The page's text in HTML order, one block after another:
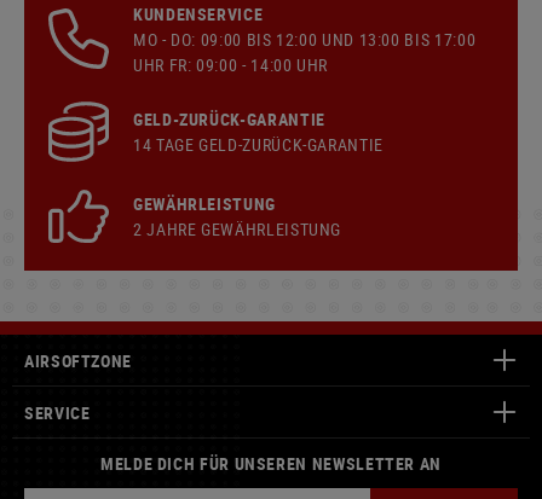
KUNDENSERVICE
MO - DO: 09:00 BIS 12:00 UND 13:00 BIS 17:00
UHR FR: 09:00 - 14:00 UHR
GELD-ZURÜCK-GARANTIE
14 TAGE GELD-ZURÜCK-GARANTIE
GEWÄHRLEISTUNG
2 JAHRE GEWÄHRLEISTUNG
AIRSOFTZONE
SERVICE
MELDE DICH FÜR UNSEREN NEWSLETTER AN